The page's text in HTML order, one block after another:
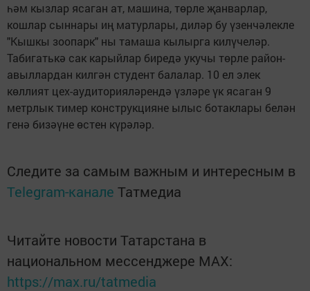
һәм кызлар ясаган ат, машина, төрле җанварлар,
кошлар сыннары иң матурлары, диләр бу үзенчәлекле
"Кышкы зоопарк" ны тамаша кылырга килүчеләр.
Табигатькә сак карыйлар биредә укучы төрле район-
авыллардан килгән студент балалар. 10 ел элек
көллият цех-аудиторияләрендә үзләре үк ясаган 9
метрлык тимер конструкцияне ылыс ботаклары белән
генә бизәүне өстен күрәләр.
Следите за самым важным и интересным в
Telegram-канале Татмедиа
Читайте новости Татарстана в
национальном мессенджере MАХ:
https://max.ru/tatmedia